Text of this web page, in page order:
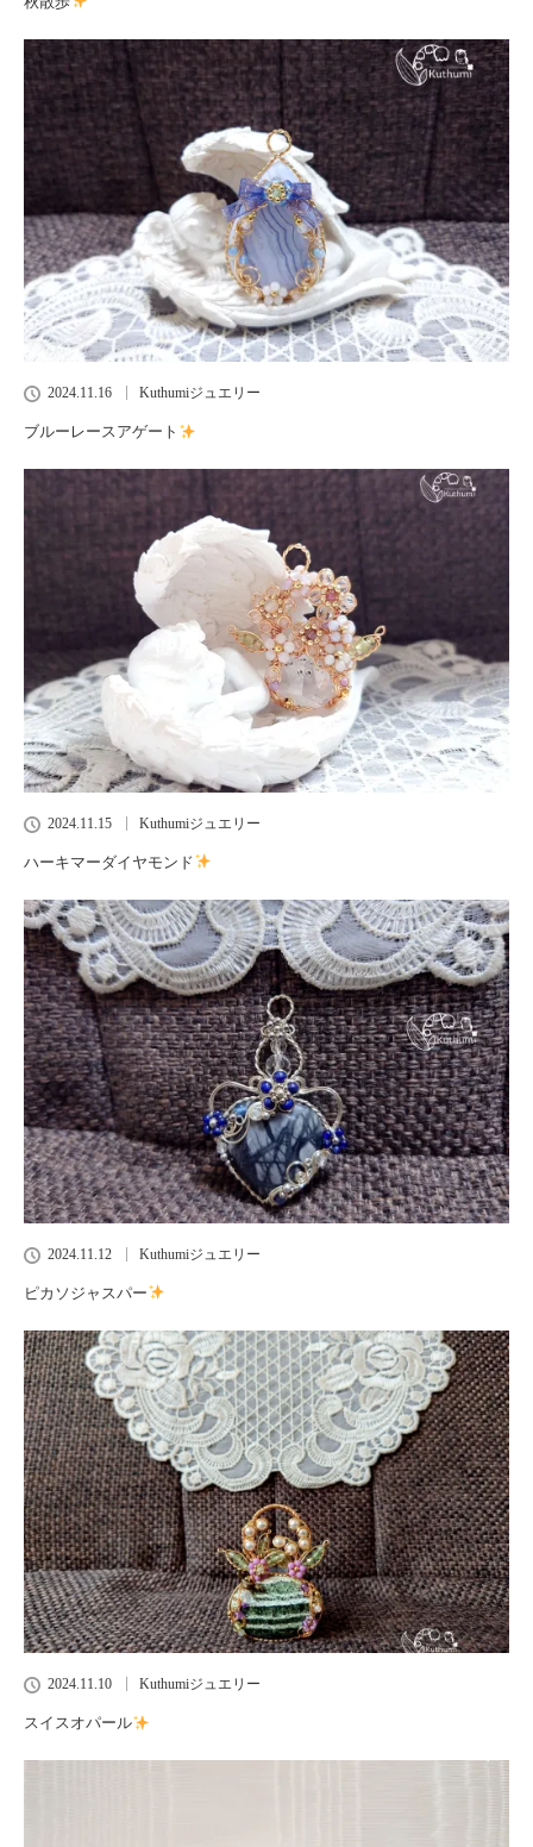
2024.11.16 Kuthumiジュエリー
ブルーレースアゲート
2024.11.15 Kuthumiジュエリー
ハーキマーダイヤモンド
2024.11.12 Kuthumiジュエリー
ピカソジャスパー
2024.11.10 Kuthumiジュエリー
スイスオパール